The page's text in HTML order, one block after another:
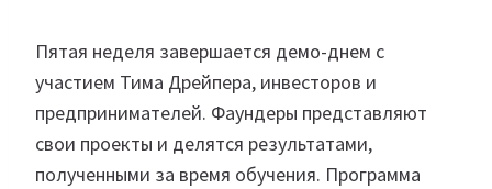
Пятая неделя завершается демо-днем с
участием Тима Дрейпера, инвесторов и
предпринимателей. Фаундеры представляют
свои проекты и делятся результатами,
полученными за время обучения. Программа